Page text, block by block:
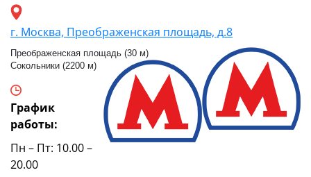
г. Москва, Преображенская площадь, д.8
Преображенская площадь (30 м)
Сокольники (2200 м)
График
работы:
Пн – Пт: 10.00 –
20.00